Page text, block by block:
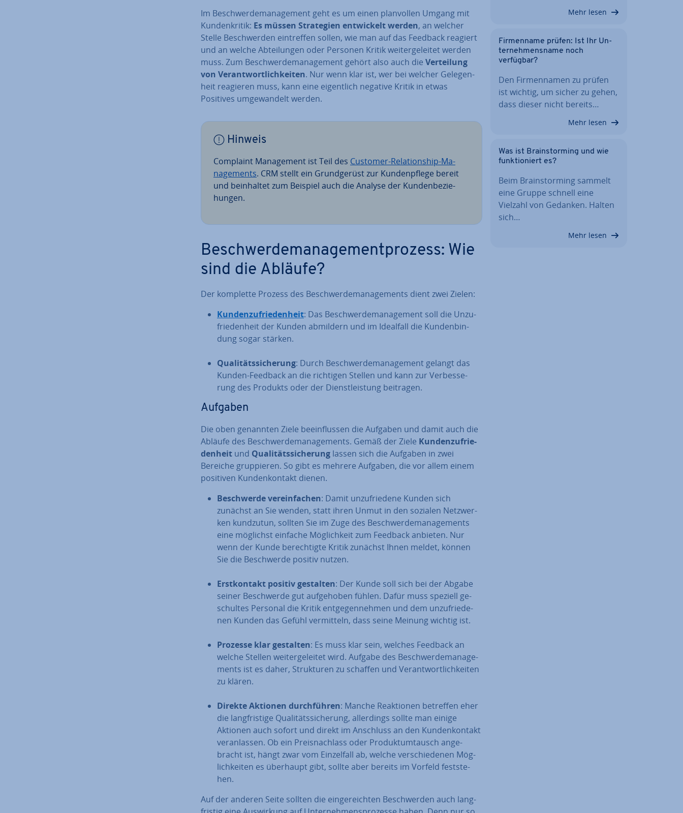
Im Be­schwer­de­ma­nage­ment geht es um einen plan­vol­len Umgang mit
Kun­den­kri­tik: Es müssen Stra­te­gien ent­wi­ckelt werden, an welcher
Stelle Be­schwer­den ein­tref­fen sollen, wie man auf das Feedback reagiert
und an welche Ab­tei­lun­gen oder Personen Kritik wei­ter­ge­lei­tet werden
muss. Zum Be­schwer­de­ma­nage­ment gehört also auch die Ver­tei­lung
von Ver­ant­wort­lich­kei­ten. Nur wenn klar ist, wer bei welcher Ge­le­gen­
heit reagieren muss, kann eine ei­gent­lich negative Kritik in etwas
Positives um­ge­wan­delt werden.
Hinweis
Complaint Ma­nage­ment ist Teil des Customer-Re­la­ti­onship-Ma­
nage­ments. CRM stellt ein Grund­ge­rüst zur Kun­den­pfle­ge bereit
und be­inhal­tet zum Beispiel auch die Analyse der Kun­den­be­zie­
hun­gen.
Be­schwer­de­ma­nage­ment­pro­zess: Wie
sind die Abläufe?
Der komplette Prozess des Be­schwer­de­ma­nage­ments dient zwei Zielen:
Kun­den­zu­frie­den­heit: Das Be­schwer­de­ma­nage­ment soll die Un­zu­
frie­den­heit der Kunden abmildern und im Idealfall die Kun­den­bin­
dung sogar stärken.
Qua­li­täts­si­che­rung: Durch Be­schwer­de­ma­nage­ment gelangt das
Kunden-Feedback an die richtigen Stellen und kann zur Ver­bes­se­
rung des Produkts oder der Dienst­leis­tung beitragen.
Aufgaben
Die oben genannten Ziele be­ein­flus­sen die Aufgaben und damit auch die
Abläufe des Be­schwer­de­ma­nage­ments. Gemäß der Ziele Kun­den­zu­frie­
den­heit und Qua­li­täts­si­che­rung lassen sich die Aufgaben in zwei
Bereiche grup­pie­ren. So gibt es mehrere Aufgaben, die vor allem einem
positiven Kun­den­kon­takt dienen.
Be­schwer­de ver­ein­fa­chen: Damit un­zu­frie­de­ne Kunden sich
zunächst an Sie wenden, statt ihren Unmut in den sozialen Netz­wer­
ken kundzutun, sollten Sie im Zuge des Be­schwer­de­ma­nage­ments
eine möglichst einfache Mög­lich­keit zum Feedback anbieten. Nur
wenn der Kunde be­rech­tig­te Kritik zunächst Ihnen meldet, können
Sie die Be­schwer­de positiv nutzen.
Erst­kon­takt positiv gestalten: Der Kunde soll sich bei der Abgabe
seiner Be­schwer­de gut auf­ge­ho­ben fühlen. Dafür muss speziell ge­
schul­tes Personal die Kritik ent­ge­gen­neh­men und dem un­zu­frie­de­
nen Kunden das Gefühl ver­mit­teln, dass seine Meinung wichtig ist.
Prozesse klar gestalten: Es muss klar sein, welches Feedback an
welche Stellen wei­ter­ge­lei­tet wird. Aufgabe des Be­schwer­de­ma­nage­
ments ist es daher, Struk­tu­ren zu schaffen und Ver­ant­wort­lich­kei­ten
zu klären.
Direkte Aktionen durch­füh­ren: Manche Re­ak­tio­nen betreffen eher
die lang­fris­ti­ge Qua­li­täts­si­che­rung, al­ler­dings sollte man einige
Aktionen auch sofort und direkt im Anschluss an den Kun­den­kon­takt
ver­an­las­sen. Ob ein Preis­nach­lass oder Pro­dukt­um­tausch an­ge­
bracht ist, hängt zwar vom Ein­zel­fall ab, welche ver­schie­de­nen Mög­
lich­kei­ten es überhaupt gibt, sollte aber bereits im Vorfeld fest­ste­
hen.
Auf der anderen Seite sollten die ein­ge­reich­ten Be­schwer­den auch lang­
Mehr lesen
Fir­men­na­me prüfen: Ist Ihr Un­
ter­neh­mens­na­me noch
verfügbar?
Den Fir­men­na­men zu prüfen
ist wichtig, um sicher zu gehen,
dass dieser nicht bereits…
Mehr lesen
Was ist Brain­stor­ming und wie
funk­tio­niert es?
Beim Brain­stor­ming sammelt
eine Gruppe schnell eine
Vielzahl von Gedanken. Halten
sich…
Mehr lesen